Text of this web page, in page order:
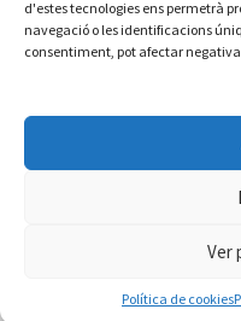
d'estes tecnologies ens permetrà
navegació o les identificacions
consentiment, pot afectar
Ver
Política de cookies
© 2026 Ajuntament de